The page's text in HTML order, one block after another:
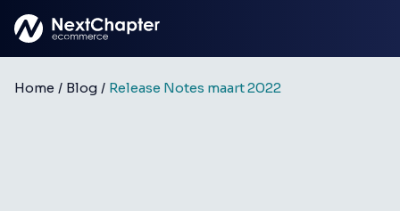
Home / Blog / Release Notes maart 2022